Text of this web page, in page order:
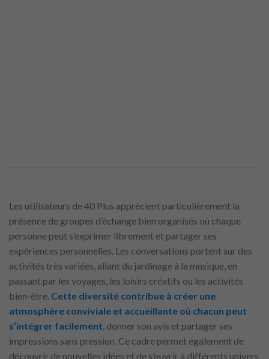
Les utilisateurs de 40 Plus apprécient particulièrement la
présence de groupes d’échange bien organisés où chaque
personne peut s’exprimer librement et partager ses
expériences personnelles. Les conversations portent sur des
activités très variées, allant du jardinage à la musique, en
passant par les voyages, les loisirs créatifs ou les activités
bien-être. Cette diversité contribue à créer une
atmosphère conviviale et accueillante où chacun peut
s’intégrer facilement, donner son avis et partager ses
impressions sans pression. Ce cadre permet également de
découvrir de nouvelles idées et de s’ouvrir à différents univers